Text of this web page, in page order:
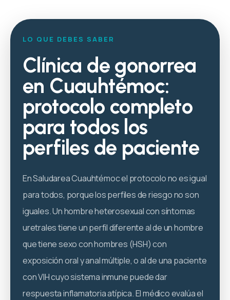
LO QUE DEBES SABER
Clínica de gonorrea
en Cuauhtémoc:
protocolo completo
para todos los
perfiles de paciente
En Saludarea Cuauhtémoc el protocolo no es igual
para todos, porque los perfiles de riesgo no son
iguales. Un hombre heterosexual con síntomas
uretrales tiene un perfil diferente al de un hombre
que tiene sexo con hombres (HSH) con
exposición oral y anal múltiple, o al de una paciente
con VIH cuyo sistema inmune puede dar
respuesta inflamatoria atípica. El médico evalúa el